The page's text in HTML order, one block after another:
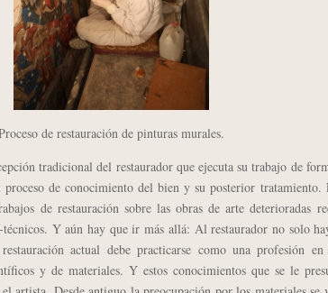
de restauración de pinturas murales.
tradicional del restaurador que ejecuta su trabajo de
proceso de conocimiento del bien y su posterior tratamiento.
de restauración sobre las obras de arte deterioradas
Y aún hay que ir más allá: Al restaurador no solo
actual debe practicarse como una profesión
y de materiales. Y estos conocimientos que se le